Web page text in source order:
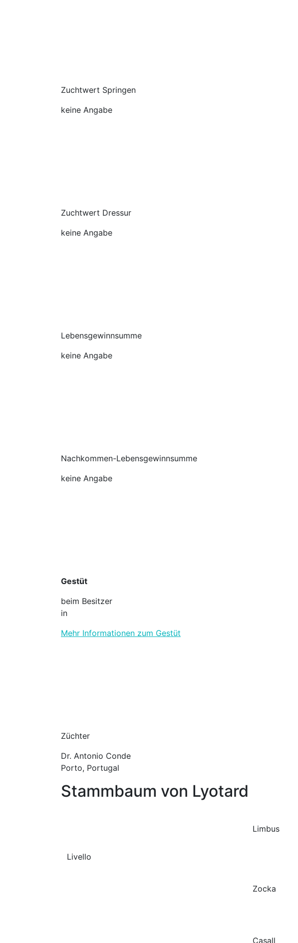
Zuchtwert Springen
keine Angabe
Zuchtwert Dressur
keine Angabe
Lebensgewinnsumme
keine Angabe
Nachkommen-Lebensgewinnsumme
keine Angabe
Gestüt
beim Besitzer
in
Mehr Informationen zum Gestüt
Züchter
Dr. Antonio Conde
Porto, Portugal
Stammbaum von Lyotard
Livello
Limbus
Zocka
Casall